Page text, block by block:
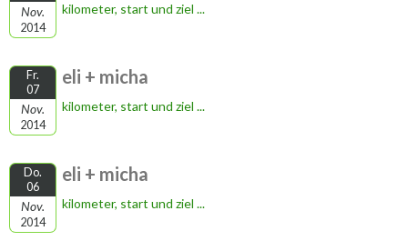
Nov.
2014
kilometer, start und ziel ...
Fr.
07
Nov.
2014
eli + micha
kilometer, start und ziel ...
Do.
06
Nov.
2014
eli + micha
kilometer, start und ziel ...